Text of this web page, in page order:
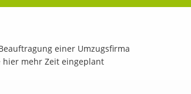
einer Umzugsfirma
hier mehr Zeit eingeplant